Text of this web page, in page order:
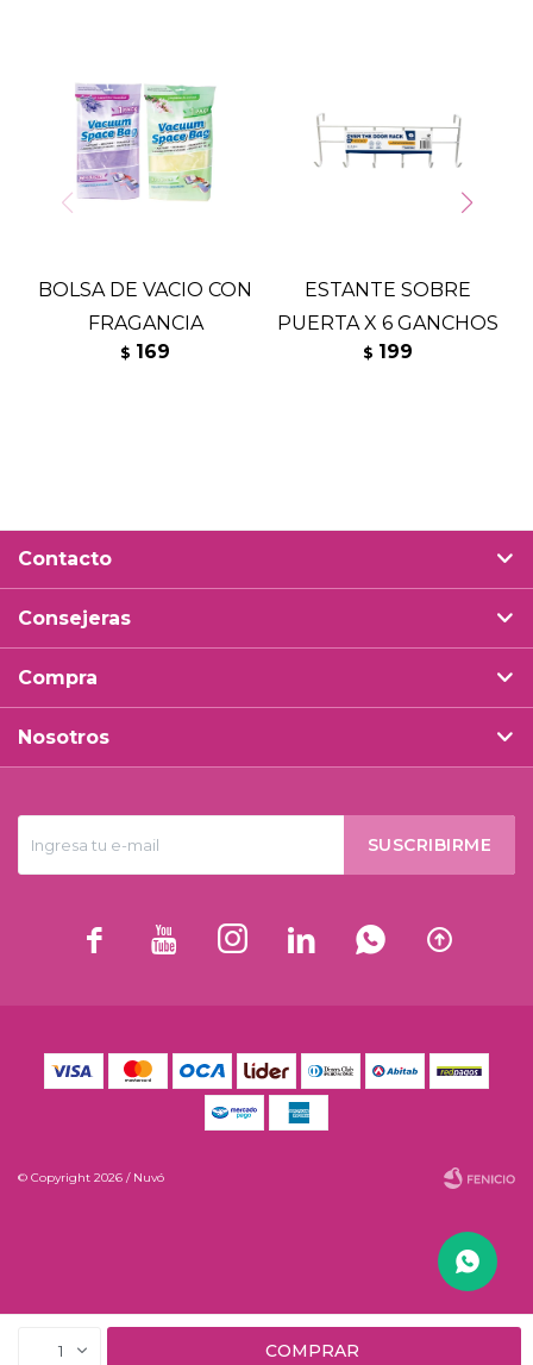
1 COMPRAR
BOLSA DE VACIO CON
FRAGANCIA
$ 169
ESTANTE SOBRE
PUERTA X 6 GANCHOS
$ 199
SUSCRIBIRME
     
Contacto
Consejeras
Compra
Nosotros
© Copyright 2026 / Nuvó